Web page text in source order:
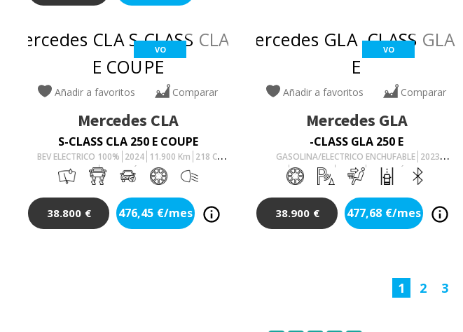
VO
Añadir a favoritos Comparar
Mercedes CLA
S-CLASS CLA 250 E COUPE
BEV ELECTRICO 100% 2024 11.900 Km 218 Cv
AUTOMÁTICO
38.800 € 476,45 €/mes
VO
Añadir a favoritos Comparar
Mercedes GLA
-CLASS GLA 250 E
GASOLINA/ELECTRICO ENCHUFABLE 2023
44.000Km 218Cv AUTOMÁTICO
38.900 € 477,68 €/mes
1 2 3